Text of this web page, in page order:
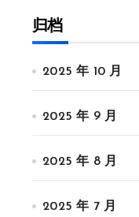
归档
2025 年 10 月
2025 年 9 月
2025 年 8 月
2025 年 7 月